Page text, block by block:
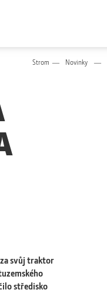
Strom Novinky
svůj traktor
středisko